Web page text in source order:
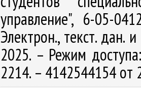
управление", 6-05-
Электрон., текст. дан.
2025. – Режим
2214. – 4142544154 от